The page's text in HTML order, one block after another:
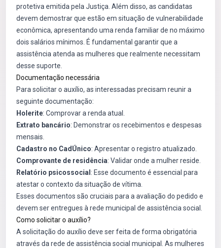
protetiva emitida pela Justiça. Além disso, as candidatas
devem demostrar que estão em situação de vulnerabilidade
econômica, apresentando uma renda familiar de no máximo
dois salários mínimos. É fundamental garantir que a
assistência atenda as mulheres que realmente necessitam
desse suporte.
Documentação necessária
Para solicitar o auxílio, as interessadas precisam reunir a
seguinte documentação:
Holerite: Comprovar a renda atual.
Extrato bancário: Demonstrar os recebimentos e despesas
mensais.
Cadastro no CadÚnico: Apresentar o registro atualizado.
Comprovante de residência: Validar onde a mulher reside.
Relatório psicossocial : Esse documento é essencial para
atestar o contexto da situação de vítima.
Esses documentos são cruciais para a avaliação do pedido e
devem ser entregues à rede municipal de assistência social.
Como solicitar o auxílio?
A solicitação do auxílio deve ser feita de forma obrigatória
através da rede de assistência social municipal. As mulheres